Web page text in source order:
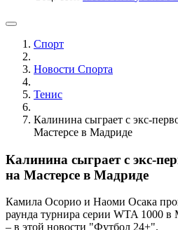
Спорт
Новости Cпорта
Тенис
Калинина сыграет с экс-
Мастерсе в Мадриде
Калинина сыграет с экс-
на Мастерсе в Мадриде
Камила Осорио и Наоми Осака
раунда турнира серии WTA 1000 в
– в этой новости "Футбол 24+".